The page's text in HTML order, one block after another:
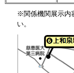
※関係機関展示内
い。